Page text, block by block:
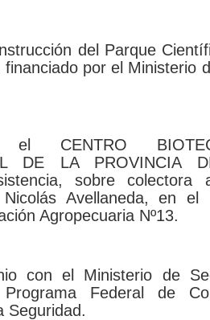
del Parque
financiado por el Ministerio
CENTRO
DE LA PROVINCIA
sobre colectora
Avellaneda, en
Agropecuaria Nº13.
con el Ministerio de
Federal de
Seguridad.